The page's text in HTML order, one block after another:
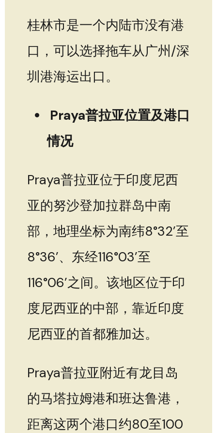
桂林市是一个内陆市没有港
口，可以选择拖车从广州/深
圳港海运出口。
Praya普拉亚位置及港口
情况
Praya普拉亚位于印度尼西
亚的努沙登加拉群岛中南
部，地理坐标为南纬8°32’至
8°36’、东经116°03’至
116°06’之间。该地区位于印
度尼西亚的中部，靠近印度
尼西亚的首都雅加达。
Praya普拉亚附近有龙目岛
的马塔拉姆港和班达鲁港，
距离这两个港口约80至100